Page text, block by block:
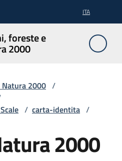
ITA
foreste e
2000
Natura 2000 /
/ carta-identita /
2000